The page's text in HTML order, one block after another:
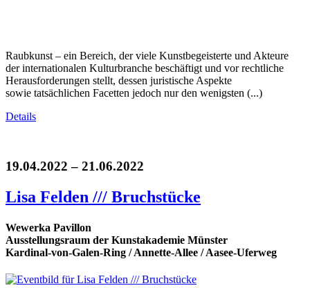
Raubkunst – ein Bereich, der viele Kunstbegeisterte und Akteure
der internationalen Kulturbranche beschäftigt und vor rechtliche
Herausforderungen stellt, dessen juristische Aspekte
sowie tatsächlichen Facetten jedoch nur den wenigsten (...)
Details
19.04.2022 – 21.06.2022
Lisa Felden /// Bruchstücke
Wewerka Pavillon
Ausstellungsraum der Kunstakademie Münster
Kardinal-von-Galen-Ring / Annette-Allee / Aasee-Uferweg